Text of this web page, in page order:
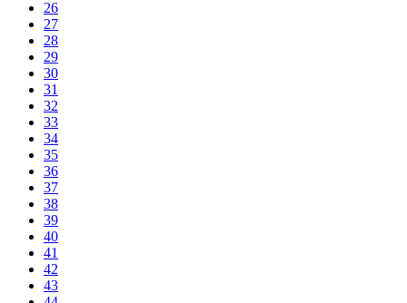
26
27
28
29
30
31
32
33
34
35
36
37
38
39
40
41
42
43